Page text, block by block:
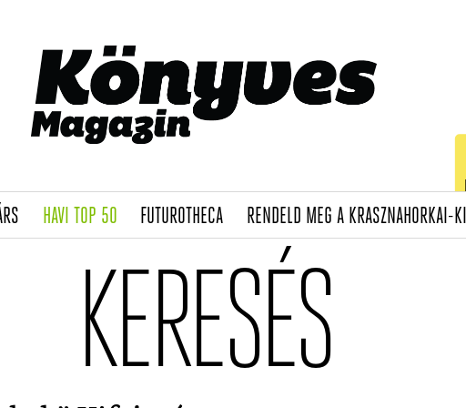
(CURRENT)
HAVI TOP 50(CURRENT)
FUTUROTHECA(CURRENT)
RENDELD MEG A KRASZNAHORKAI-
KERESÉS